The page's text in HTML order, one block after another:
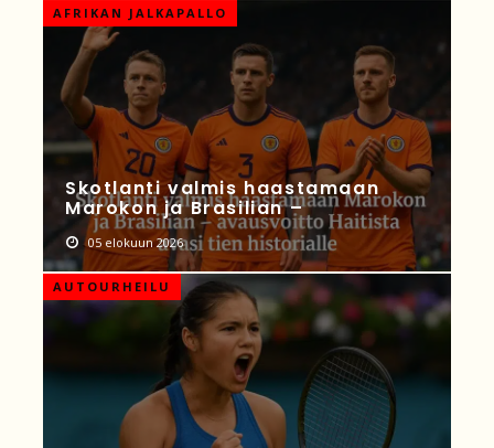
AFRIKAN JALKAPALLO
Skotlanti valmis haastamaan
Marokon ja Brasilian –
05 elokuun 2026
AUTOURHEILU